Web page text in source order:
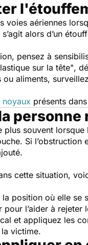
voies aériennes
alors d’un
pensez à
sur la tête",
aliments,
noyaux présents
plus souvent
Si
cette situation,
position où elle se
l’aider à rejeter
et appliquez les
victime.